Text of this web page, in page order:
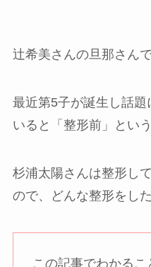
辻希美さんの旦那さん
最近第5子が誕生し話
いると「整形前」とい
杉浦太陽さんは整形し
ので、どんな整形をし
この記事でわかるこ